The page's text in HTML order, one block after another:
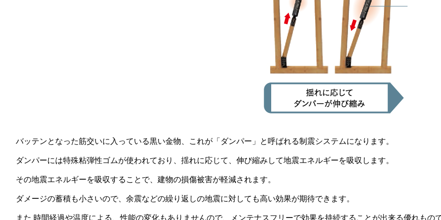
バッテンとなった筋交いに入っている黒い金物、これが「ダンパー」と呼ばれる制震システムになります。
ダンパーには特殊粘弾性ゴムが使われており、揺れに応じて、伸び縮みして地震エネルギーを吸収します。
その地震エネルギーを吸収することで、建物の損傷被害が軽減されます。
ダメージの蓄積も小さいので、余震などの繰り返しの地震に対しても高い効果が期待できます。
また 時間経過や温度による、性能の変化もありませんので、メンテナスフリーで効果を持続することが出来る優れもの